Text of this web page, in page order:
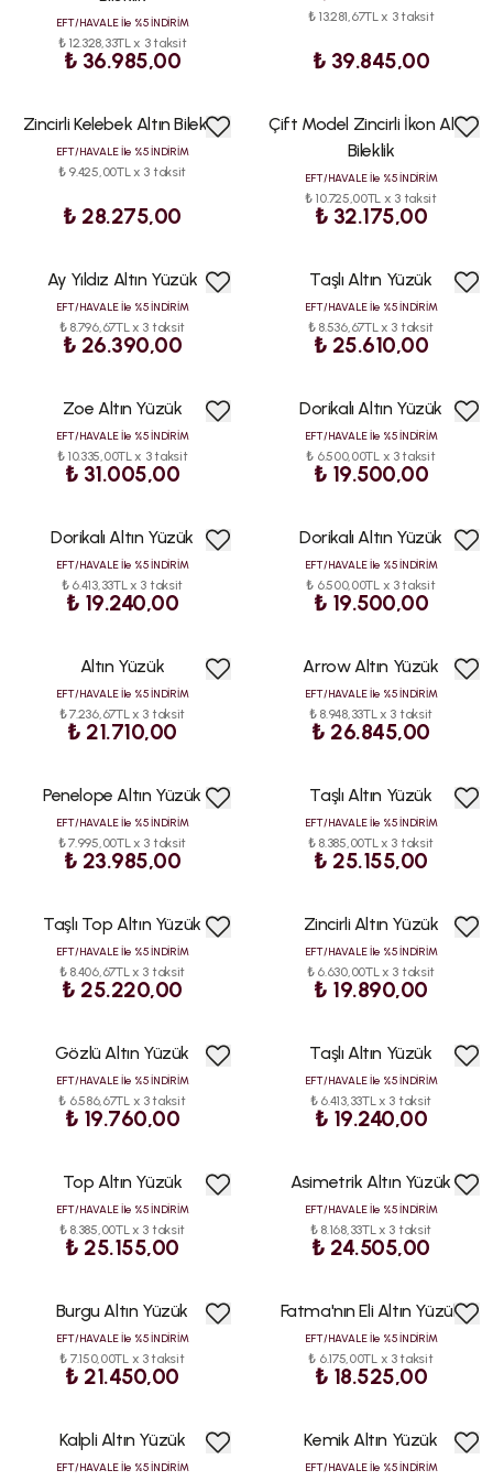
EFT/HAVALE İle %5 İNDİRİM
₺ 12.328,33TL x 3 taksit
₺ 36.985,00
₺ 13.281,67TL x 3 taksit
₺ 39.845,00
Zincirli Kelebek Altın Bileklik
EFT/HAVALE İle %5 İNDİRİM
₺ 9.425,00TL x 3 taksit
₺ 28.275,00
Çift Model Zincirli İkon Altın
Bileklik
EFT/HAVALE İle %5 İNDİRİM
₺ 10.725,00TL x 3 taksit
₺ 32.175,00
Ay Yıldız Altın Yüzük
EFT/HAVALE İle %5 İNDİRİM
₺ 8.796,67TL x 3 taksit
₺ 26.390,00
Taşlı Altın Yüzük
EFT/HAVALE İle %5 İNDİRİM
₺ 8.536,67TL x 3 taksit
₺ 25.610,00
Zoe Altın Yüzük
EFT/HAVALE İle %5 İNDİRİM
₺ 10.335,00TL x 3 taksit
₺ 31.005,00
Dorikalı Altın Yüzük
EFT/HAVALE İle %5 İNDİRİM
₺ 6.500,00TL x 3 taksit
₺ 19.500,00
Dorikalı Altın Yüzük
EFT/HAVALE İle %5 İNDİRİM
₺ 6.413,33TL x 3 taksit
₺ 19.240,00
Dorikalı Altın Yüzük
EFT/HAVALE İle %5 İNDİRİM
₺ 6.500,00TL x 3 taksit
₺ 19.500,00
Altın Yüzük
EFT/HAVALE İle %5 İNDİRİM
₺ 7.236,67TL x 3 taksit
₺ 21.710,00
Arrow Altın Yüzük
EFT/HAVALE İle %5 İNDİRİM
₺ 8.948,33TL x 3 taksit
₺ 26.845,00
Penelope Altın Yüzük
EFT/HAVALE İle %5 İNDİRİM
₺ 7.995,00TL x 3 taksit
₺ 23.985,00
Taşlı Altın Yüzük
EFT/HAVALE İle %5 İNDİRİM
₺ 8.385,00TL x 3 taksit
₺ 25.155,00
Taşlı Top Altın Yüzük
EFT/HAVALE İle %5 İNDİRİM
₺ 8.406,67TL x 3 taksit
₺ 25.220,00
Zincirli Altın Yüzük
EFT/HAVALE İle %5 İNDİRİM
₺ 6.630,00TL x 3 taksit
₺ 19.890,00
Gözlü Altın Yüzük
EFT/HAVALE İle %5 İNDİRİM
₺ 6.586,67TL x 3 taksit
₺ 19.760,00
Taşlı Altın Yüzük
EFT/HAVALE İle %5 İNDİRİM
₺ 6.413,33TL x 3 taksit
₺ 19.240,00
Top Altın Yüzük
EFT/HAVALE İle %5 İNDİRİM
₺ 8.385,00TL x 3 taksit
₺ 25.155,00
Asimetrik Altın Yüzük
EFT/HAVALE İle %5 İNDİRİM
₺ 8.168,33TL x 3 taksit
₺ 24.505,00
Burgu Altın Yüzük
EFT/HAVALE İle %5 İNDİRİM
₺ 7.150,00TL x 3 taksit
₺ 21.450,00
Fatma'nın Eli Altın Yüzük
EFT/HAVALE İle %5 İNDİRİM
₺ 6.175,00TL x 3 taksit
₺ 18.525,00
Kalpli Altın Yüzük
EFT/HAVALE İle %5 İNDİRİM
Kemik Altın Yüzük
EFT/HAVALE İle %5 İNDİRİM